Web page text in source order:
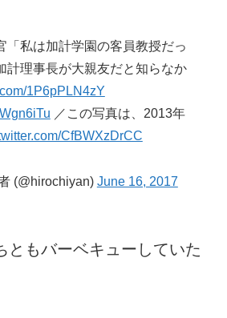
「私は加計学園の客員教授だっ
計理事長が大親友だと知らなか
1P6pPLN4zY
／この写真は、2013年
CfBWXzDrCC
(@hirochiyan) June 16, 2017
ともバーベキューしていた